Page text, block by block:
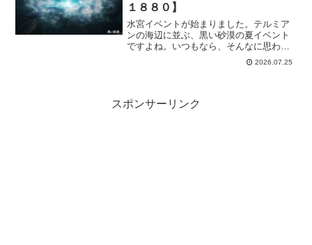
１８８０】
水宮イベントが始まりました。テルミア
ンの海辺に並ぶ、黒い砂漠の夏イベント
ですよね。いつもなら、そんなに思わな
いんだけど「おっ、やるねぇ」と思える
ようなイベントのきれいな流れに思わず
2026.07.25
スポンサーリンク